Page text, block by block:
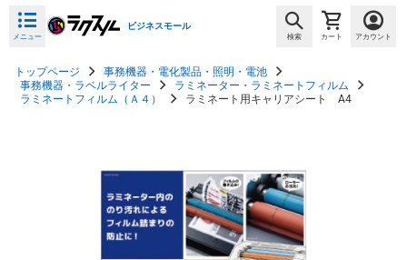
メニュー
ビジネスモール
検索 カート アカウント
トップページ
事務機器・電化製品・照明・電池
事務機器・ラベルライター
ラミネーター・ラミネートフィルム
ラミネートフィルム（Ａ４）
ラミネート用キャリアシート A4